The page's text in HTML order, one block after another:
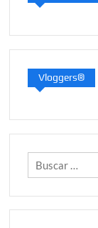
Vloggers®